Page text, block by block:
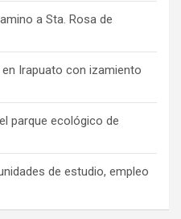
a Sta. Rosa de
Irapuato con izamiento
parque ecológico de
de estudio, empleo